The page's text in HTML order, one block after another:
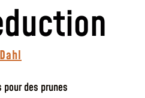
des prunes